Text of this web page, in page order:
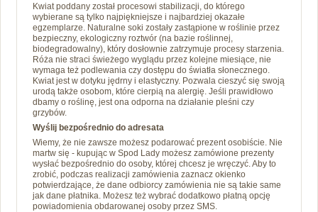
Kwiat poddany został procesowi stabilizacji, do którego
wybierane są tylko najpiękniejsze i najbardziej okazałe
egzemplarze. Naturalne soki zostały zastąpione w roślinie przez
bezpieczny, ekologiczny roztwór (na bazie roślinnej,
biodegradowalny), który dosłownie zatrzymuje procesy starzenia.
Róża nie straci świeżego wyglądu przez kolejne miesiące, nie
wymaga też podlewania czy dostępu do światła słonecznego.
Kwiat jest w dotyku jędrny i elastyczny. Pozwala cieszyć się swoją
urodą także osobom, które cierpią na alergię. Jeśli prawidłowo
dbamy o roślinę, jest ona odporna na działanie pleśni czy
grzybów.
Wyślij bezpośrednio do adresata
Wiemy, że nie zawsze możesz podarować prezent osobiście. Nie
martw się - kupując w Spod Lady możesz zamówione prezenty
wysłać bezpośrednio do osoby, której chcesz je wręczyć. Aby to
zrobić, podczas realizacji zamówienia zaznacz okienko
potwierdzające, że dane odbiorcy zamówienia nie są takie same
jak dane płatnika. Możesz też wybrać dodatkowo płatną opcję
powiadomienia obdarowanej osoby przez SMS.